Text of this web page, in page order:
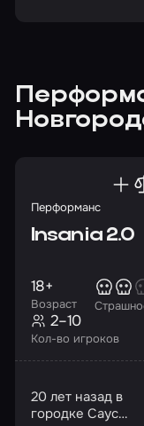
Перформанс
Insania 2.0
Возраст
18+
Кол-во игроков
2–10
20 лет назад в
городке Саус